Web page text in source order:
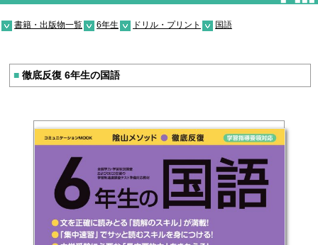
書籍・出版物一覧 6年生 ドリル・プリント 国語
■徹底反復 6年生の国語